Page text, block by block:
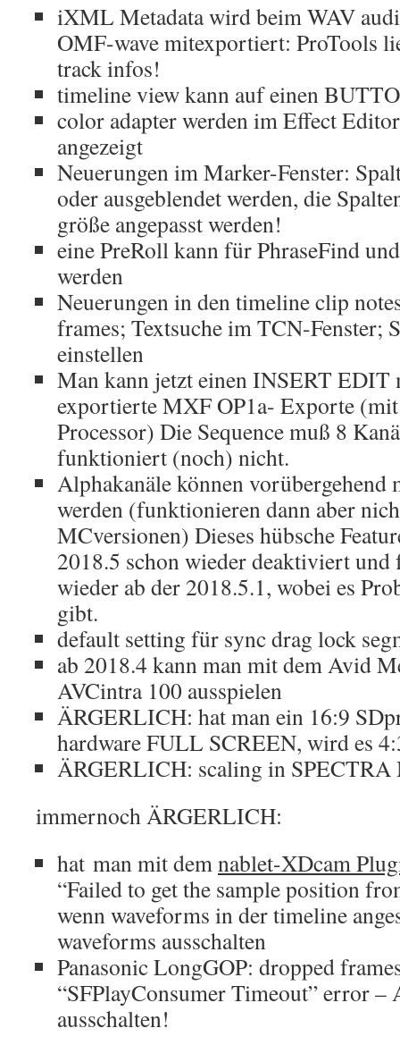
iXML Metadata wird beim WAV
OMF-wave mitexportiert: ProTools
track infos!
timeline view kann auf einen
color adapter werden im Effect
angezeigt
Neuerungen im Marker-Fenster:
oder ausgeblendet werden, die
größe angepasst werden!
eine PreRoll kann für PhraseFind
werden
Neuerungen in den timeline clip
frames; Textsuche im TCN-Fenster;
einstellen
Man kann jetzt einen INSERT EDIT
exportierte MXF OP1a- Exporte
Processor) Die Sequence muß 8
funktioniert (noch) nicht.
Alphakanäle können
werden (funktionieren dann aber
MCversionen) Dieses hübsche
2018.5 schon wieder deaktiviert
wieder ab der 2018.5.1, wobei es
gibt.
default setting für sync drag lock
ab 2018.4 kann man mit dem Avid
AVCintra 100 ausspielen
ÄRGERLICH: hat man ein 16:9
hardware FULL SCREEN, wird es
ÄRGERLICH: scaling in
immernoch ÄRGERLICH:
hat man mit demnablet-XDcam
“Failed to get the sample position
wenn waveforms in der timeline
waveforms ausschalten
Panasonic LongGOP: dropped
“SFPlayConsumer Timeout” error –
ausschalten!